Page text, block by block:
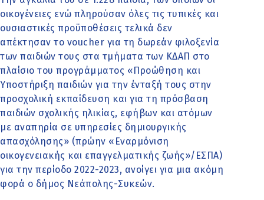
οικογένειες ενώ πληρούσαν όλες τις τυπικές και
ουσιαστικές προϋποθέσεις τελικά δεν
απέκτησαν το voucher για τη δωρεάν φιλοξενία
των παιδιών τους στα τμήματα των ΚΔΑΠ στο
πλαίσιο του προγράμματος «Προώθηση και
Υποστήριξη παιδιών για την ένταξή τους στην
προσχολική εκπαίδευση και για τη πρόσβαση
παιδιών σχολικής ηλικίας, εφήβων και ατόµων
µε αναπηρία σε υπηρεσίες δηµιουργικής
απασχόλησης» (πρώην «Εναρμόνιση
οικογενειακής και επαγγελματικής ζωής»/ΕΣΠΑ)
για την περίοδο 2022-2023, ανοίγει για μια ακόμη
φορά ο δήμος Νεάπολης-Συκεών.